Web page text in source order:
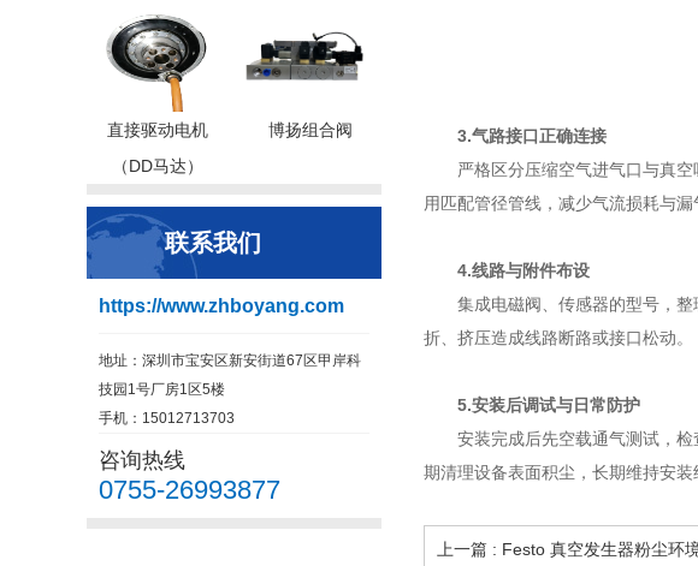
直接驱动电机
（DD马达）
博扬组合阀
联系我们
https://www.zhboyang.com
地址：深圳市宝安区新安街道67区甲岸科
技园1号厂房1区5楼
手机：15012713703
咨询热线
0755-26993877
3.气路接口正确连接
严格区分压缩空气进气口与真
用匹配管径管线，减少气流损耗与漏
4.线路与附件布设
集成电磁阀、传感器的型号，
折、挤压造成线路断路或接口松动。
5.安装后调试与日常防护
安装完成后先空载通气测试，
期清理设备表面积尘，长期维持安装
上一篇 : Festo 真空发生器粉尘环